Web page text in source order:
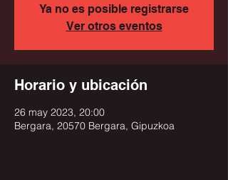
Ya no es posible registrarse
Ver otros eventos
Horario y ubicación
26 may 2023, 20:00
Bergara, 20570 Bergara, Gipuzkoa